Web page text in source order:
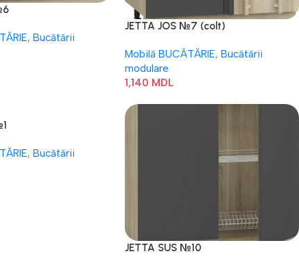
, Bucătării
JETTA JOS №7 (colt)
Mobilă BUCĂTĂRIE, Bucătării
modulare
1,140 MDL
, Bucătării
JETTA SUS №10